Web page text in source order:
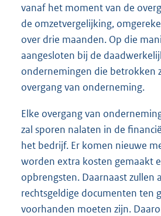
vanaf het moment van de
de omzetvergelijking,
over drie maanden. Op die
aangesloten bij de
ondernemingen die betrokken
overgang van onderneming.
Elke overgang van
zal sporen nalaten in de
het bedrijf. Er komen nieuwe
worden extra kosten gemaakt
opbrengsten. Daarnaast zullen
rechtsgeldige documenten ten
voorhanden moeten zijn.